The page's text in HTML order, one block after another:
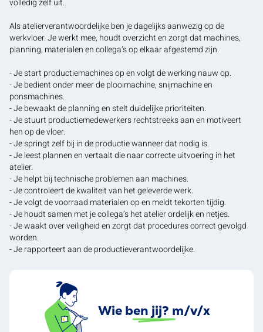
volledig zelf uit.
Als atelierverantwoordelijke ben je dagelijks aanwezig op de
werkvloer. Je werkt mee, houdt overzicht en zorgt dat machines,
planning, materialen en collega’s op elkaar afgestemd zijn.
- Je start productiemachines op en volgt de werking nauw op.
- Je bedient onder meer de plooimachine, snijmachine en
ponsmachines.
- Je bewaakt de planning en stelt duidelijke prioriteiten.
- Je stuurt productiemedewerkers rechtstreeks aan en motiveert
hen op de vloer.
- Je springt zelf bij in de productie wanneer dat nodig is.
- Je leest plannen en vertaalt die naar correcte uitvoering in het
atelier.
- Je helpt bij technische problemen aan machines.
- Je controleert de kwaliteit van het geleverde werk.
- Je volgt de voorraad materialen op en meldt tekorten tijdig.
- Je houdt samen met je collega’s het atelier ordelijk en netjes.
- Je waakt over veiligheid en zorgt dat procedures correct gevolgd
worden.
- Je rapporteert aan de productieverantwoordelijke.
Wie ben jij? m/v/x